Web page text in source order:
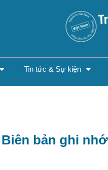
Tin tức & Sự kiện
Biên bản ghi nhớ